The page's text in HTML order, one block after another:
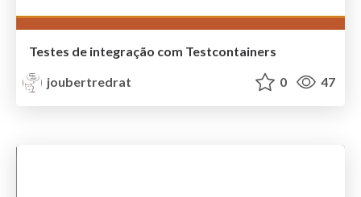
Testes de integração com Testcontainers
joubertredrat
0 47